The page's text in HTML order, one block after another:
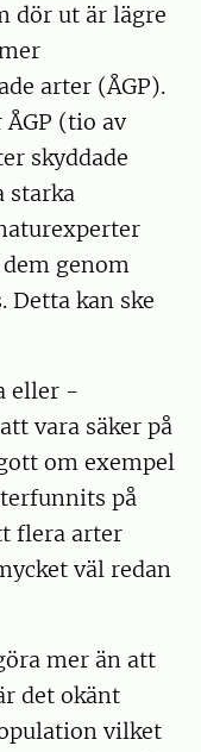
dör ut är lägre
arter (ÅGP).
(tio av
skyddade
starka
genom
Detta kan ske
eller -
vara säker på
om exempel
på
flera arter
väl redan
mer än att
det okänt
vilket